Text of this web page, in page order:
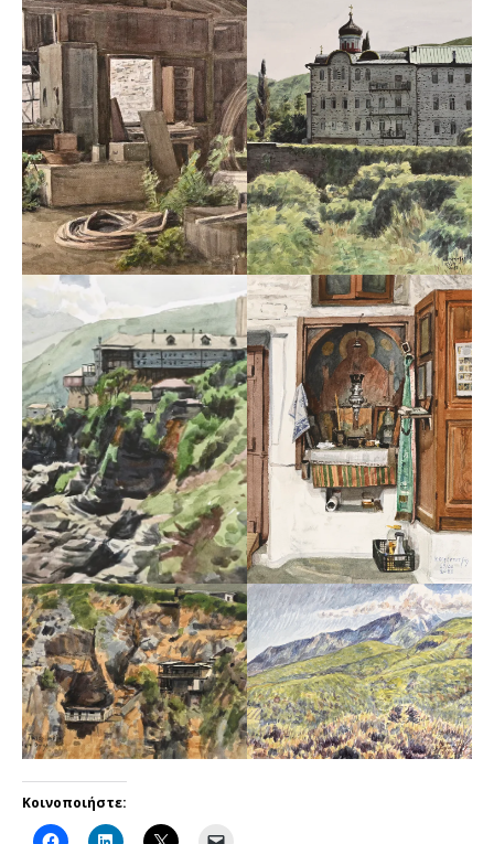
Κοινοποιήστε: